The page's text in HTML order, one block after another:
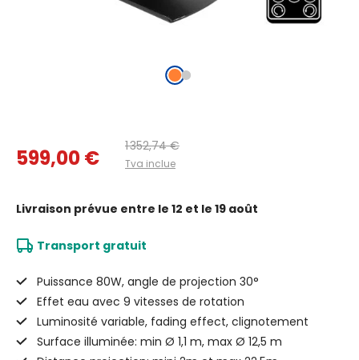
599,00 € 1 352,74 €
Tva inclue
Livraison prévue entre le 12 et le 19 août
Transport gratuit
Puissance 80W, angle de projection 30°
Effet eau avec 9 vitesses de rotation
Luminosité variable, fading effect, clignotement
Surface illuminée: min Ø 1,1 m, max Ø 12,5 m